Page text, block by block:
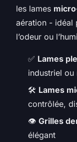
les lames
aération - idéal
l’odeur ou
✅ Lames
industriel ou
🛠️ Lames
contrôlée,
👁️ Grilles
élégant